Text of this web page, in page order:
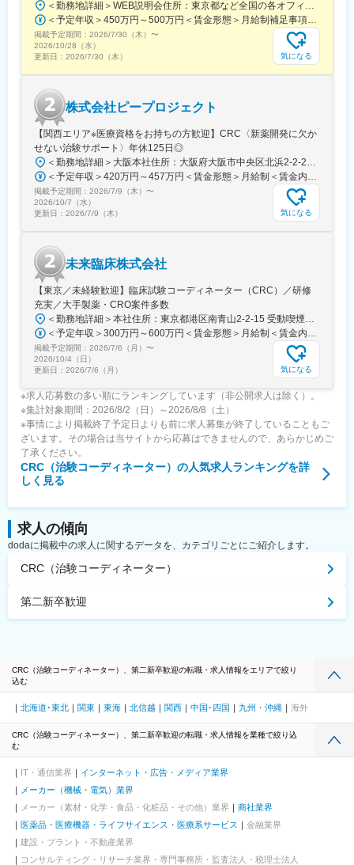
・スーパーフレックスタイム制を導入しており、社員自身が業務
のスケジュールに合わせて始業、就業時間を決めることができま
す。
・5日間のリフレッシュ休暇制度や、時間単位で取得できる有給休
暇。
・産前産後休暇（妊娠中時短勤務あり）、子供が3歳になるまで取
得できる育児休業、
復帰後は短時間勤務制度の利用も可能。
※育児休業から復帰し3ヶ月後に、育児補助支援金を給付。
※育児休業、時短勤務制度は入社～1年経過後から取得可能。
変更の範囲：会社の定める業務
掲載予定期間： 2026/7/30（木） 〜
2026/10/28（水）
更新日： 2026/7/30（木） 気になる
株式会社ピープロジェクト
【関西エリア※医療資格をお持ちの方歓迎】CRC〈新薬開発に欠か
せない治験サポート〉年休125日◎
掲載予定期間： 2026/7/9（木） 〜
2026/10/7（水）
更新日： 2026/7/9（木） 気になる
未来臨床株式会社
【東京／未経験歓迎】臨床試験コーディネーター（CRC）／研修
充実／大手製薬・CRO案件多数
掲載予定期間： 2026/7/6（月） 〜
2026/10/4（日）
更新日： 2026/7/6（月） 気になる
※求人応募数の多い順にランキングしています（非公開求人は除く）。
※集計対象期間：2026/8/2（日）～2026/8/8（土）
※事情により掲載終了予定日よりも前に求人募集が終了していることもご
ざいます。その場合は当サイトから応募はできませんので、あらかじめご
了承ください。
CRC（治験コーディネーター） の人気求人ランキングを詳
しく見る
求人の傾向
dodaに掲載中の求人に関するデータを、カテゴリごとにご紹介します。
CRC（治験コーディネーター）
第二新卒歓迎
CRC（治験コーディネーター）、第二新卒歓迎の転職・求人情報をエリアで絞り
込む
北海道･東北 関東 東海 北信越 関西 中国･四国 九州・沖縄 海外
CRC（治験コーディネーター）、第二新卒歓迎の転職・求人情報を業種で絞り込
む
IT・通信業界
インターネット・広告・メディア業界
メーカー（機械・電気）業界
メーカー（素材・化学・食品・化粧品・その他）業界
商社業界
医薬品・医療機器・ライフサイエンス・医療系サービス
金融業界
建設・プラント・不動産業界
コンサルティング・リサーチ業界・専門事務所・監査法人・税理士法人